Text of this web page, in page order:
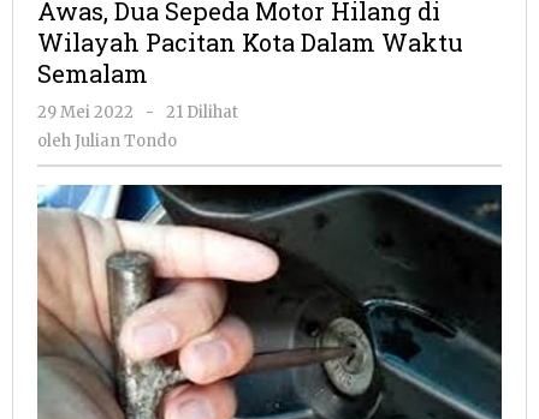
Motor
Hilang
di
Pacitan
Kota
Dalam
Waktu
Semalam
Awas, Dua Sepeda Motor Hilang di
Wilayah Pacitan Kota Dalam Waktu
Semalam
29 Mei 2022
oleh
Julian
-
21 Dilihat
oleh Julian Tondo